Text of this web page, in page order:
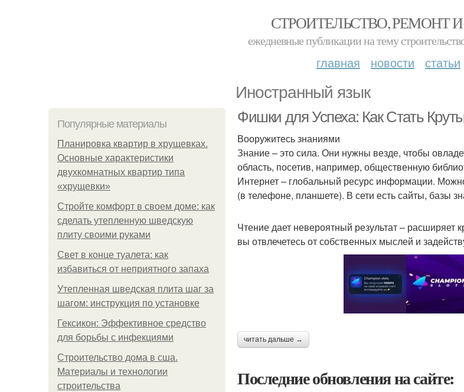
СТРОИТЕЛЬСТВО, РЕМОНТ
ежедневные публикации на тему
главная новости статьи
Иностранный язык
Популярные материалы
Планировка квартир в хрущевках.
Основные характеристики
двухкомнатных квартир типа
«хрущевки»
Стройте комфорт в своем доме: как
сделать утепленную шведскую
плиту своими руками
Свет в конце туалета: как
избавиться от неприятного запаха
Утепленная шведская плита шаг за
шагом: инструкция по установке
Гексикон: Эффективное средство
для борьбы с инфекциями
Строительство дома в сша.
Материалы и технологии
строительства
Фишки для Успеха: Как Стать
Вооружитесь знаниями
Знание – это сила. Они нужны везде, чтобы
область, посетив, например, общественную
Интернет – глобальный ресурс информации.
(в телефоне, планшете). В сети есть сайты, базы
Чтение дает невероятный результат –
вы отвлечетесь от собственных мыслей и
читать дальше →
Последние обновления на сайте: